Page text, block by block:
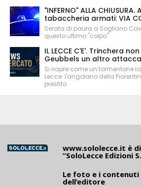
"INFERNO" ALLA
tabaccheria armati: VIA
Serata di paura a Sogliano
questo ultimo "colpo"
IL LECCE C'E'. Trinchera
Geubbels un altro
Si riapre come un tormentone
Lecce: l'angolano della
prestito
www.sololecce.it è
“SoloLecce Edizioni
Le foto e i
dell’editore